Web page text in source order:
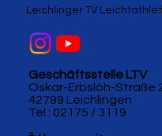
Geschäftsstelle LTV
Oskar-Erbslöh-Straße
42799 Leichlingen
Tel.: 02175 / 3119
Leichlinger TV